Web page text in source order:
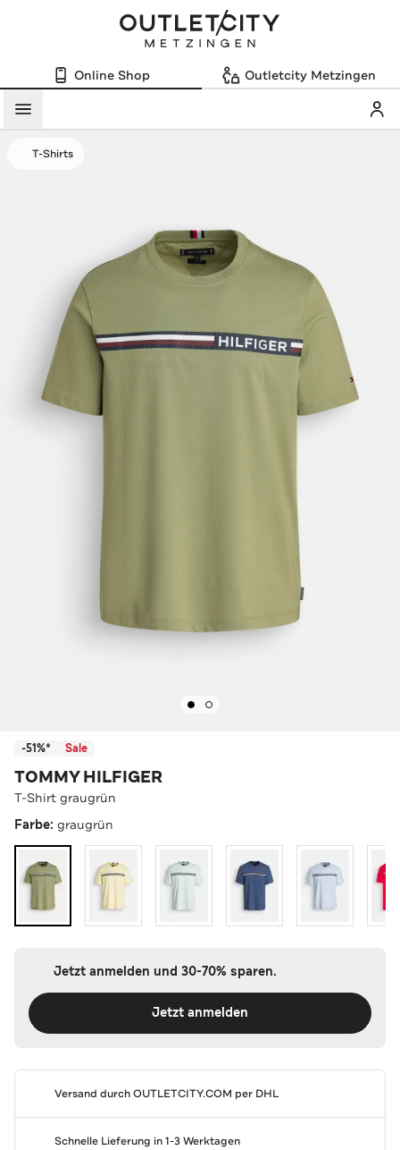
Online Shop Outletcity Metzingen
Menü
T-Shirts
-51%* Sale
TOMMY HILFIGER
T-Shirt graugrün
Farbe: graugrün
Jetzt anmelden und 30-70% sparen.
Jetzt anmelden
Versand durchOUTLETCITY.COM per DHL
Schnelle Lieferung in 1-3 Werktagen